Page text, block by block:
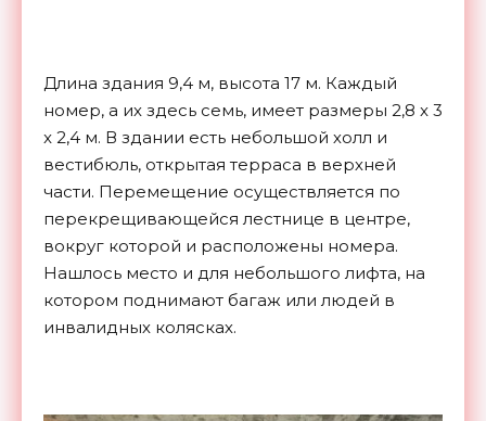
Длина здания 9,4 м, высота 17 м. Каждый
номер, а их здесь семь, имеет размеры 2,8 x 3
x 2,4 м. В здании есть небольшой холл и
вестибюль, открытая терраса в верхней
части. Перемещение осуществляется по
перекрещивающейся лестнице в центре,
вокруг которой и расположены номера.
Нашлось место и для небольшого лифта, на
котором поднимают багаж или людей в
инвалидных колясках.